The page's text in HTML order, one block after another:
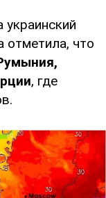
украинский
отметила, что
, где